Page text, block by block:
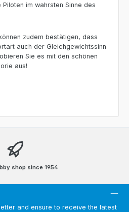
im wahrsten Sinne des
zudem bestätigen, dass
auch der Gleichgewichtssinn
Sie es mit den schönen
aus!
shop since 1954
and ensure to receive the latest